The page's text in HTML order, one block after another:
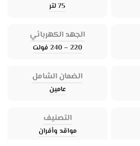
75 لتر
الجهد الكهربائي
220 – 240 فولت
الضمان الشامل
عامين
التصنيف
مواقد وأفران